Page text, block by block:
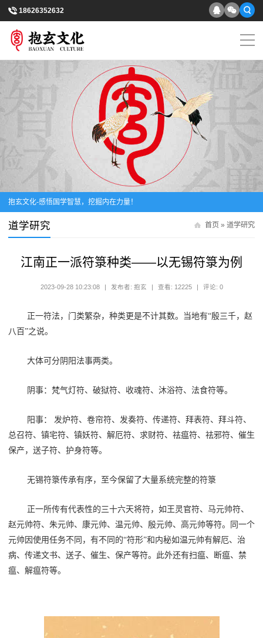
18626352632
抱玄文化-感悟国学智慧，挖掘内在力量！
首页 » 道学研究
道学研究
江南正一派符箓种类——以无锡符箓为例
2023-09-28 10:23:08 | 发布者: 抱玄 | 查看: 12225 | 评论: 0
正一符法， 门类繁杂， 种类更是不计其数。 当地有“殷三千，赵
八百”之说。
大体可分阴阳法事两类。
阴事：梵气灯符、破狱符、收魂符、沐浴符、法食符等。
阳事：
发炉符、卷帘符、发奏符、传递符、拜表符、拜斗符、
总召符、镇宅符、镇妖符、解厄符、求财符、祛瘟符、祛邪符、催生
保产，送子符、护身符等。
无锡符箓传承有序，至今保留了大量系统完整的符箓
正一所传有代表性的三十六天将符，如王灵官符、马元帅符、
赵元帅符、朱元帅、康元帅、温元帅、殷元帅、高元帅等符。同一个
元帅因使用任务不同，有不同的“符形”和内秘如温元帅有解厄、治
病、传递文书、送子、催生、保产等符。此外还有扫瘟、断瘟、禁
瘟、解瘟符等。